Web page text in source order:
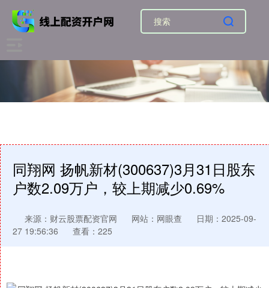
同翔网 扬帆新材(300637)3月31日股东
户数2.09万户，较上期减少0.69%
来源：财云股票配资官网 网站：网眼查
日期：2025-09-
27 19:56:36
查看：225